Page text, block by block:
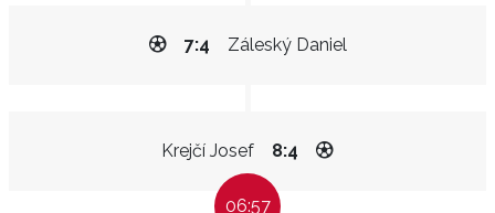
Záleský Daniel
7:4
Krejčí Josef 8:4
06:57